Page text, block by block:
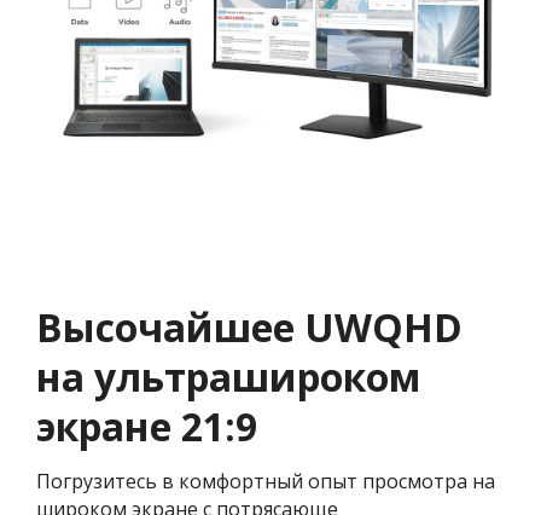
Высочайшее UWQHD
на ультрашироком
экране 21:9
Погрузитесь в комфортный опыт просмотра на
широком экране с потрясающе